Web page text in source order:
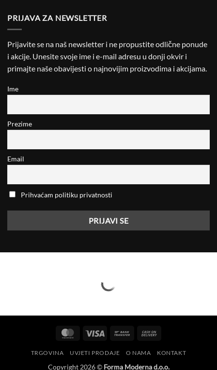
PRIJAVA ZA NEWSLETTER
Prijavite se na naš newsletter i ne propustite odlične ponude
i akcije. Unesite svoje ime i e-mail adresu u donji okvir i
primajte naše obavijesti o najnovijim proizvodima i akcijama.
Ime
Prezime
Email
Prihvaćam politiku privatnosti
MasterCardVisa
Bank
Delivery
TRGOVINA UVJETI PRODAJE O NAMA KONTAKT
Copyright 2026 © Forma Moderna d.o.o.